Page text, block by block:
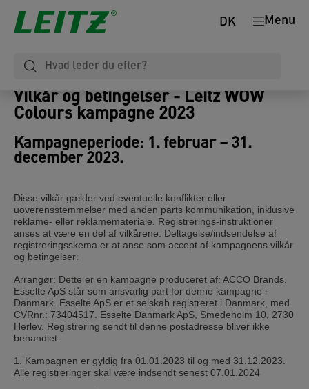
Menu
DK
Vilkår og betingelser - Leitz WOW
Colours kampagne 2023
Kampagneperiode: 1. februar – 31.
december 2023.
Disse vilkår gælder ved eventuelle konflikter eller
uoverensstemmelser med anden parts kommunikation, inklusive
reklame- eller reklamemateriale. Registrerings-instruktioner
anses at være en del af vilkårene. Deltagelse/indsendelse af
registreringsskema er at anse som accept af kampagnens vilkår
og betingelser:
Arrangør: Dette er en kampagne produceret af: ACCO Brands.
Esselte ApS står som ansvarlig part for denne kampagne i
Danmark. Esselte ApS er et selskab registreret i Danmark, med
CVRnr.: 73404517. Esselte Danmark ApS, Smedeholm 10, 2730
Herlev. Registrering sendt til denne postadresse bliver ikke
behandlet.
1. Kampagnen er gyldig fra 01.01.2023 til og med 31.12.2023.
Alle registreringer skal være indsendt senest 07.01.2024